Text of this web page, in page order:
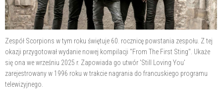
Zespół Scorpions w tym roku świętuje 60. rocznicę powstania zespołu. Z tej
okazji przygotował wydanie nowej kompilacji "From The First Sting". Ukaże
się ona we wrześniu 2025 r. Zapowiada go utwór 'Still Loving You'
zarejestrowany w 1996 roku w trakcie nagrania do francuskiego programu
telewizyjnego.